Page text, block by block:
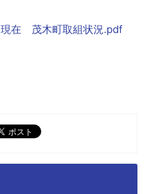
在 茂木町取組状況.pdf